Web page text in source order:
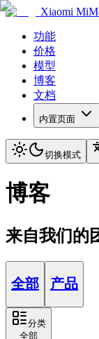
Xiaomi
功能
价格
模型
博客
文档
内置页面
切换模式
博客
来自我们的
全部 产品
分类
全部